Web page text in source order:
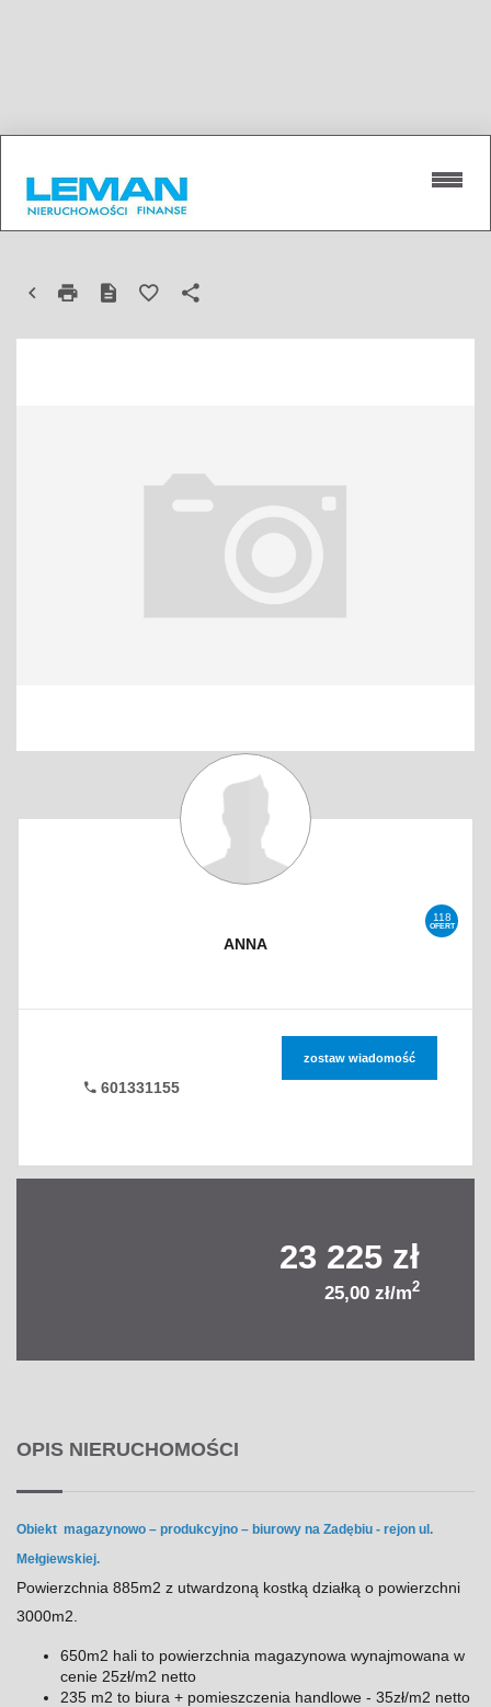
LUBLIN, ZADĘBIE
118
OFERT
ANNA
601331155
zostaw wiadomość
23 225 zł
25,00 zł/m2
OPIS NIERUCHOMOŚCI
Obiekt magazynowo – produkcyjno – biurowy na Zadębiu - rejon ul.
Mełgiewskiej.
Powierzchnia 885m2 z utwardzoną kostką działką o powierzchni
3000m2.
650m2 hali to powierzchnia magazynowa wynajmowana w
cenie 25zł/m2 netto
235 m2 to biura + pomieszczenia handlowe - 35zł/m2 netto